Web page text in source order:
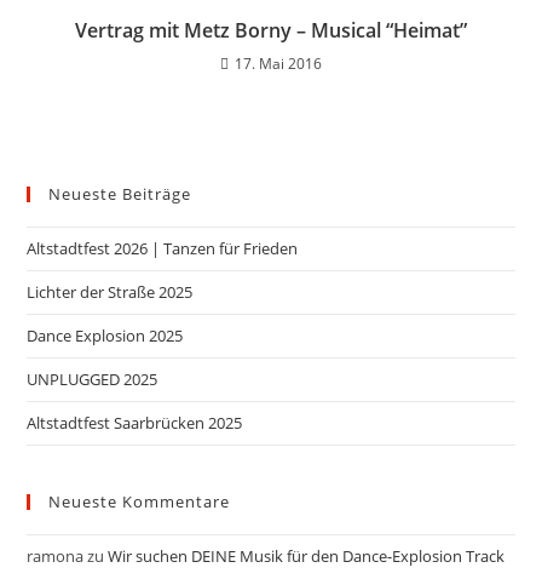
Vertrag mit Metz Borny – Musical “Heimat”
17. Mai 2016
Neueste Beiträge
Altstadtfest 2026 | Tanzen für Frieden
Lichter der Straße 2025
Dance Explosion 2025
UNPLUGGED 2025
Altstadtfest Saarbrücken 2025
Neueste Kommentare
ramonazuWir suchen DEINE Musik für den Dance-Explosion Track